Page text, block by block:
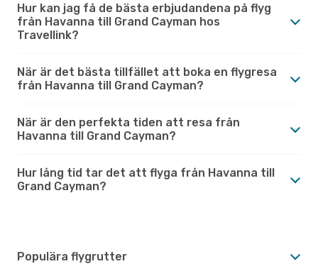
Hur kan jag få de bästa erbjudandena på flyg
från Havanna till Grand Cayman hos
Travellink?
När är det bästa tillfället att boka en flygresa
från Havanna till Grand Cayman?
När är den perfekta tiden att resa från
Havanna till Grand Cayman?
Hur lång tid tar det att flyga från Havanna till
Grand Cayman?
Populära flygrutter